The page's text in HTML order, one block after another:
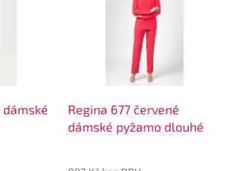
dámské
Regina 677 červené
dámské pyžamo dlouhé